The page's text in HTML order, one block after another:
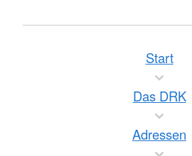
Start
Das DRK
Adressen